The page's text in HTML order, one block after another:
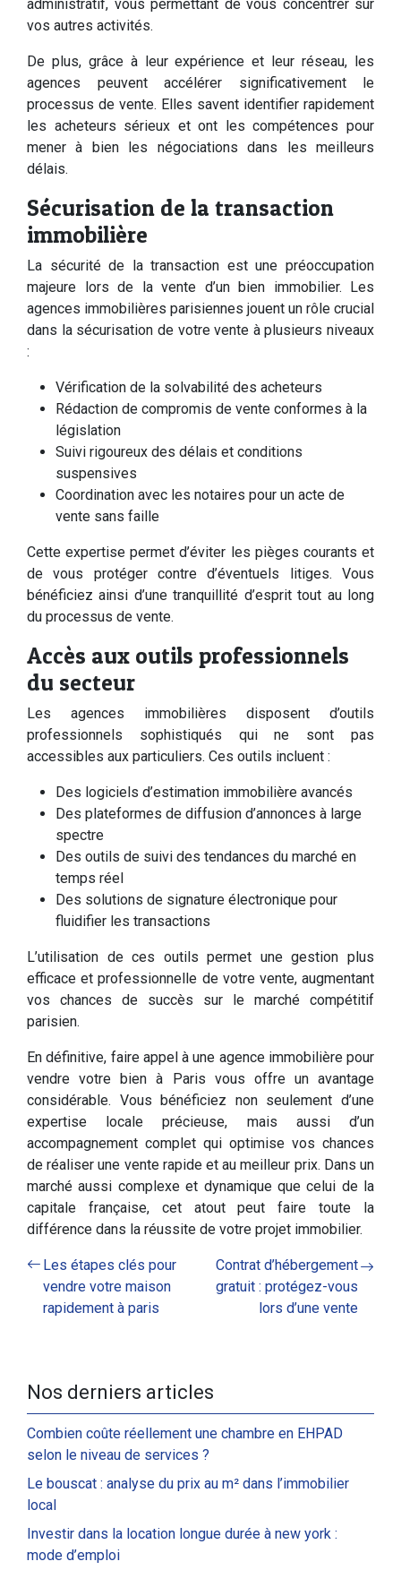
administratif, vous permettant de vous concentrer sur
vos autres activités.
De plus, grâce à leur expérience et leur réseau, les
agences peuvent accélérer significativement le
processus de vente. Elles savent identifier rapidement
les acheteurs sérieux et ont les compétences pour
mener à bien les négociations dans les meilleurs
délais.
Sécurisation de la transaction
immobilière
La sécurité de la transaction est une préoccupation
majeure lors de la vente d’un bien immobilier. Les
agences immobilières parisiennes jouent un rôle crucial
dans la sécurisation de votre vente à plusieurs niveaux
:
Vérification de la solvabilité des acheteurs
Rédaction de compromis de vente conformes à la
législation
Suivi rigoureux des délais et conditions
suspensives
Coordination avec les notaires pour un acte de
vente sans faille
Cette expertise permet d’éviter les pièges courants et
de vous protéger contre d’éventuels litiges. Vous
bénéficiez ainsi d’une tranquillité d’esprit tout au long
du processus de vente.
Accès aux outils professionnels
du secteur
Les agences immobilières disposent d’outils
professionnels sophistiqués qui ne sont pas
accessibles aux particuliers. Ces outils incluent :
Des logiciels d’estimation immobilière avancés
Des plateformes de diffusion d’annonces à large
spectre
Des outils de suivi des tendances du marché en
temps réel
Des solutions de signature électronique pour
fluidifier les transactions
L’utilisation de ces outils permet une gestion plus
efficace et professionnelle de votre vente, augmentant
vos chances de succès sur le marché compétitif
parisien.
En définitive, faire appel à une agence immobilière pour
vendre votre bien à Paris vous offre un avantage
considérable. Vous bénéficiez non seulement d’une
expertise locale précieuse, mais aussi d’un
accompagnement complet qui optimise vos chances
de réaliser une vente rapide et au meilleur prix. Dans un
marché aussi complexe et dynamique que celui de la
capitale française, cet atout peut faire toute la
différence dans la réussite de votre projet immobilier.
Les étapes clés pour
vendre votre maison
rapidement à paris
Contrat d’hébergement
gratuit : protégez-vous
lors d’une vente
Nos derniers articles
Combien coûte réellement une chambre en EHPAD
selon le niveau de services ?
Le bouscat : analyse du prix au m² dans l’immobilier
local
Investir dans la location longue durée à new york :
mode d’emploi